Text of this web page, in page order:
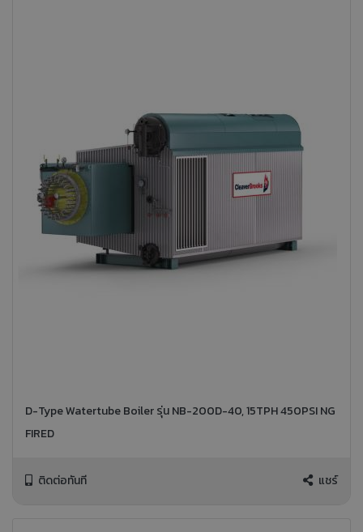
D-Type Watertube Boiler รุ่น NB-200D-40, 15TPH 450PSI NG
FIRED
ติดต่อทันที แชร์